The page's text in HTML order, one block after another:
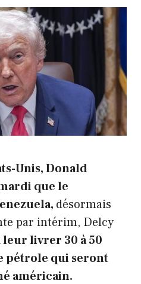
Unis, Donald
que le
désormais
par intérim, Delcy
leur livrer 30 à 50
pétrole qui seront
américain.